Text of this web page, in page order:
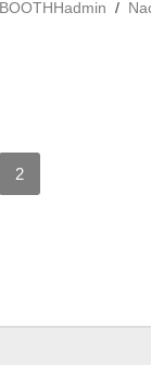
BOOTHHadmin
2